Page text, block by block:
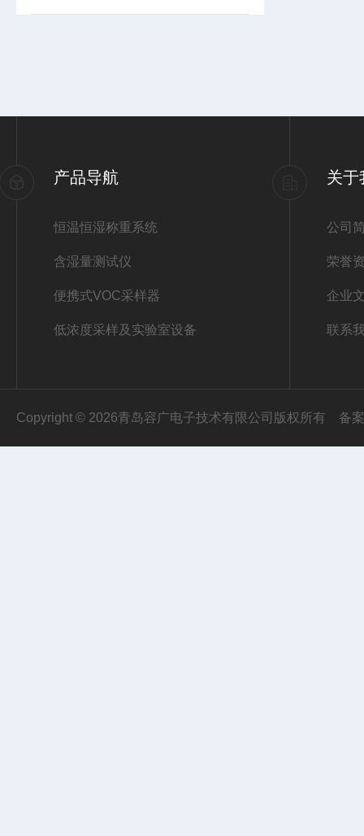
产品导航
恒温恒湿称重系统
含湿量测试仪
便携式VOC采样器
低浓度采样及实验室设备
关于
公司
荣誉
企业
联系
Copyright © 2026青岛容广电子技术有限公司版权所有 备